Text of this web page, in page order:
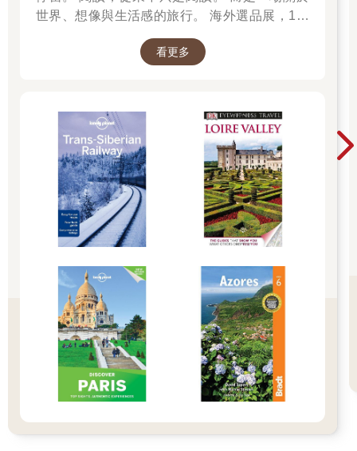
世界、想像與生活感的旅行。 海外選品展，1折
看更多